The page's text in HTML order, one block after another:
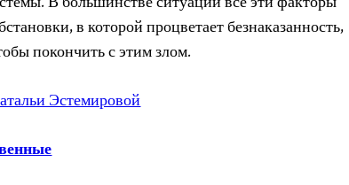
в которой процветает безнаказанность,
покончить с этим злом.
Эстемировой